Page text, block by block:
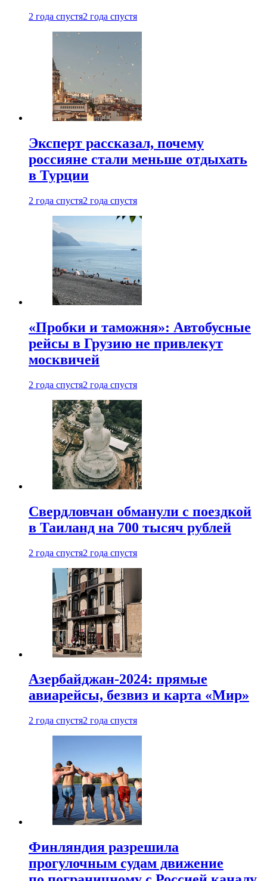
2 года спустя2 года спустя
Эксперт рассказал, почему
россияне стали меньше отдыхать
в Турции
2 года спустя2 года спустя
«Пробки и таможня»: Автобусные
рейсы в Грузию не привлекут
москвичей
2 года спустя2 года спустя
Свердловчан обманули с поездкой
в Таиланд на 700 тысяч рублей
2 года спустя2 года спустя
Азербайджан-2024: прямые
авиарейсы, безвиз и карта «Мир»
2 года спустя2 года спустя
Финляндия разрешила
прогулочным судам движение